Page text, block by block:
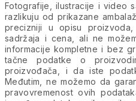
Fotografije, ilustracije i video
razlikuju od prikazane
precizniji u opisu
sadržaja i cena, ali ne
informacije kompletne i bez
tačne podatke o
proizvođača, i da iste
Međutim, ne možemo da
pravovremenost ovih